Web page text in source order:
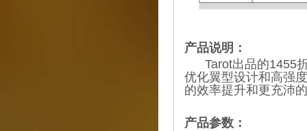
产品说明：
Tarot出品的1455折
优化翼型设计和高强
的效率提升和更充沛
产品参数：